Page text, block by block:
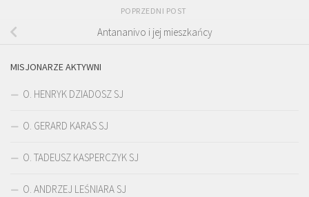
POPRZEDNI POST
Antananivo i jej mieszkańcy
MISJONARZE AKTYWNI
O. HENRYK DZIADOSZ SJ
O. GERARD KARAS SJ
O. TADEUSZ KASPERCZYK SJ
O. ANDRZEJ LEŚNIARA SJ